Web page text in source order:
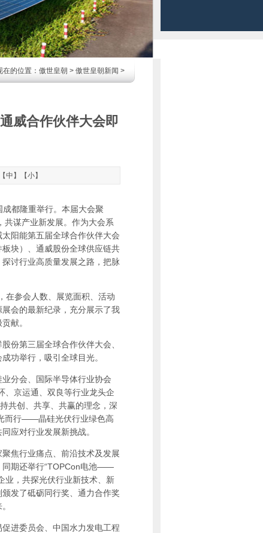
在的位置： 傲世皇朝 > 傲世皇朝新闻 >
威合作伙伴大会即
中 】【小】
都隆重举行。本届大会聚
共谋产业新发展。作为大会系
阳能第五届全球合作伙伴大会
块）、通威股份全球供应链共
讨行业高质量发展之路，把脉
参会人数、展览面积、活动
会的最新纪录，充分展示了我
献。
第三届全球合作伙伴大会、
功举行，吸引全球目光。
分会、国际半导体行业协会
、京运通、双良等行业龙头企
共创、共享、共赢的理念，深
而行——晶硅光伏行业绿色高
应对行业发展新挑战。
焦行业痛点、前沿技术及发展
同期还举行“TOPCon电池——
业，共探光伏行业新技术、新
发了砥砺同行奖、通力合作奖
进委员会、中国水力发电工程